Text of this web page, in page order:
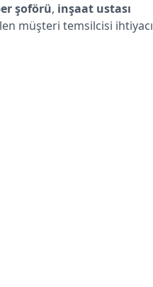
şoförü, inşaat ustası
müşteri temsilcisi ihtiyacı